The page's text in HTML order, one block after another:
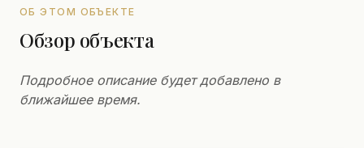
ОБ ЭТОМ ОБЪЕКТЕ
Обзор объекта
Подробное описание будет добавлено в
ближайшее время.